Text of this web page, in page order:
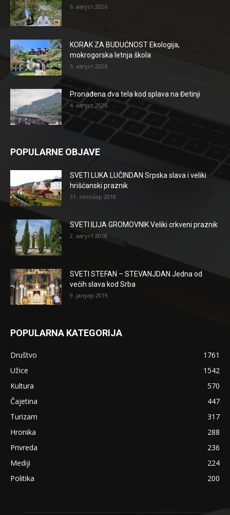
6. август 2026.
KORAK ZA BUDUĆNOST Ekologija,
mokrogorska letnja škola
5. август 2026.
Pronađena dva tela kod splava na Đetinji
4. август 2026.
POPULARNE OBJAVE
SVETI LUKA LUČINDAN Srpska slava i veliki
hrišćanski praznik
31. октобар 2018.
SVETI ILIJA GROMOVNIK Veliki crkveni praznik
2. август 2018.
SVETI STEFAN – STEVANJDAN Jedna od
većih slava kod Srba
9. јануар 2019.
POPULARNA KATEGORIJA
Društvo
1761
Užice
1542
Kultura
570
Čajetina
447
Turizam
317
Hronika
288
Privreda
236
Mediji
224
Politika
200